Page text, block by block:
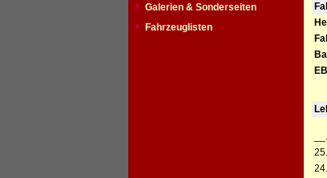
Galerien & Sonderseiten
Fahrzeuglisten